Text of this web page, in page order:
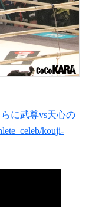
に武尊vs天心の
kouji-